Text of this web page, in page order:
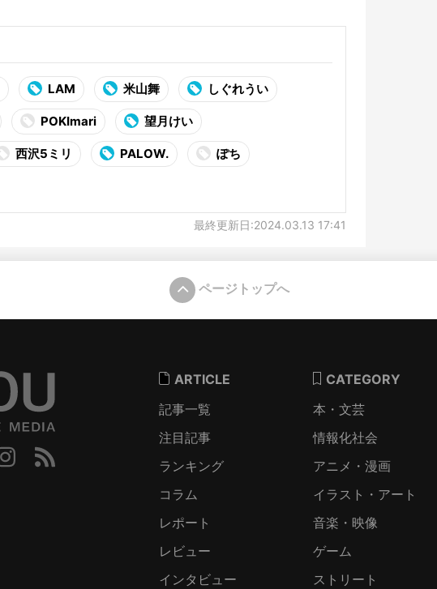
LAM 米山舞 しぐれうい
POKImari 望月けい
⻄沢5ミリ PALOW. ぽち
最終更新日:2024.03.13 17:41
ページトップへ
ARTICLE
記事一覧
注目記事
ランキング
コラム
レポート
レビュー
インタビュー
CATEGORY
本・文芸
情報化社会
アニメ・漫画
イラスト・アート
音楽・映像
ゲーム
ストリート